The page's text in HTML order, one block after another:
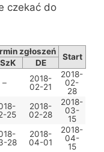
czekać do
zgłoszeń
Start
DE
–
2018-
02-21
2018-
02-
28
25
2018-
02-28
2018-
03-
15
28
2018-
04-01
2018-
04-
15